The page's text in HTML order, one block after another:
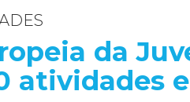
da
atividades